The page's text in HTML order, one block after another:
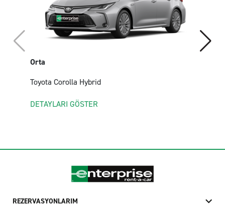
Orta
Toyota Corolla Hybrid
DETAYLARI GÖSTER
REZERVASYONLARIM